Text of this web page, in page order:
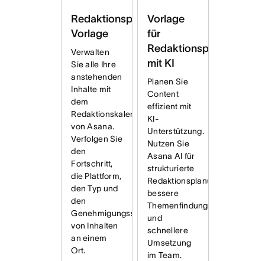
Redaktionsplan
Vorlage
Verwalten
Sie alle Ihre
anstehenden
Inhalte mit
dem
Redaktionskalender
von Asana.
Verfolgen Sie
den
Fortschritt,
die Plattform,
den Typ und
den
Genehmigungsstatus
von Inhalten
an einem
Ort.
Vorlage
für
Redaktionsplan
mit KI
Planen Sie
Content
effizient mit
KI-
Unterstützung.
Nutzen Sie
Asana AI für
strukturierte
Redaktionsplanung,
bessere
Themenfindung
und
schnellere
Umsetzung
im Team.